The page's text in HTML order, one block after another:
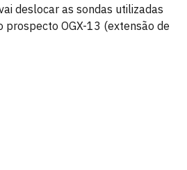
deslocar as sondas utilizadas
prospecto OGX-13 (extensão de